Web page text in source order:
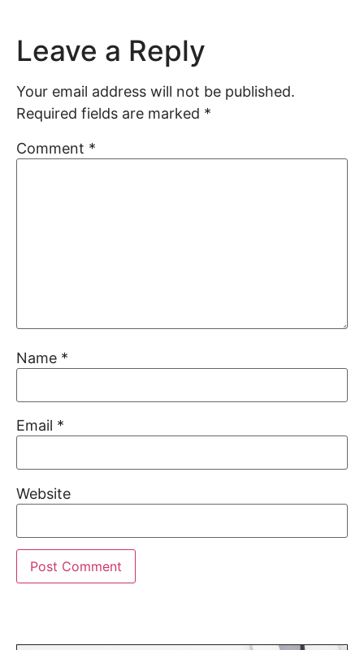
Leave a Reply
Your email address will not be published.
Required fields are marked *
Comment *
Name *
Email *
Website